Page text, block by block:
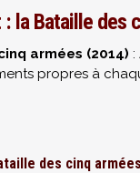
la Bataille des
armées (2014) :
propres à
des cinq